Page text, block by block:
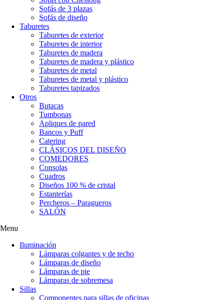
Sofás de 3 plazas
Sofás de diseño
Taburetes
Taburetes de exterior
Taburetes de interior
Taburetes de madera
Taburetes de madera y plástico
Taburetes de metal
Taburetes de metal y plástico
Taburetes tapizados
Otros
Butacas
Tumbonas
Apliques de pared
Bancos y Puff
Catering
CLÁSICOS DEL DISEÑO
COMEDORES
Consolas
Cuadros
Diseños 100 % de cristal
Estanterías
Percheros – Paragueros
SALÓN
Menu
Iluminación
Lámparas colgantes y de techo
Lámparas de diseño
Lámparas de pie
Lámparas de sobremesa
Sillas
Componentes para sillas de oficinas